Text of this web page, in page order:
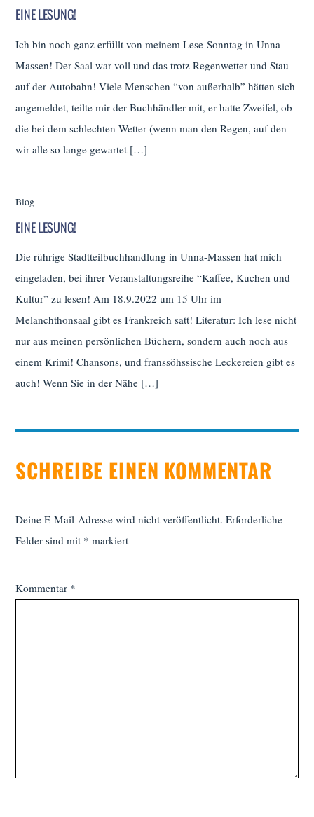
EINE LESUNG!
Ich bin noch ganz erfüllt von meinem Lese-Sonntag in Unna-
Massen! Der Saal war voll und das trotz Regenwetter und Stau
auf der Autobahn! Viele Menschen “von außerhalb” hätten sich
angemeldet, teilte mir der Buchhändler mit, er hatte Zweifel, ob
die bei dem schlechten Wetter (wenn man den Regen, auf den
wir alle so lange gewartet […]
Blog
EINE LESUNG!
Die rührige Stadtteilbuchhandlung in Unna-Massen hat mich
eingeladen, bei ihrer Veranstaltungsreihe “Kaffee, Kuchen und
Kultur” zu lesen! Am 18.9.2022 um 15 Uhr im
Melanchthonsaal gibt es Frankreich satt! Literatur: Ich lese nicht
nur aus meinen persönlichen Büchern, sondern auch noch aus
einem Krimi! Chansons, und franssöhssische Leckereien gibt es
auch! Wenn Sie in der Nähe […]
SCHREIBE EINEN KOMMENTAR
Deine E-Mail-Adresse wird nicht veröffentlicht. Erforderliche
Felder sind mit * markiert
Kommentar *